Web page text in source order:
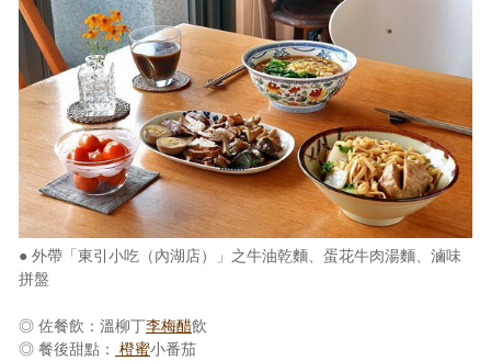
● 外帶「東引小吃（內湖店）」之牛油乾麵、蛋花牛肉湯麵、滷味
拼盤
◎ 佐餐飲：溫柳丁李梅醋飲
◎ 餐後甜點： 橙蜜小番茄